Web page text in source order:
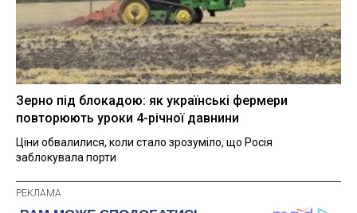
Зерно під блокадою: як українські фермери
повторюють уроки 4-річної давнини
Ціни обвалилися, коли стало зрозуміло, що Росія
заблокувала порти